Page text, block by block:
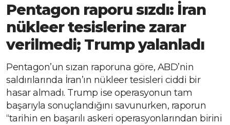
Pentagon raporu sızdı: İran
nükleer tesislerine zarar
verilmedi; Trump yalanladı
Pentagon’un sızan raporuna göre, ABD’nin
saldırılarında İran’ın nükleer tesisleri ciddi bir
hasar almadı. Trump ise operasyonun tam
başarıyla sonuçlandığını savunurken, raporun
“tarihin en başarılı askeri operasyonlarından birini